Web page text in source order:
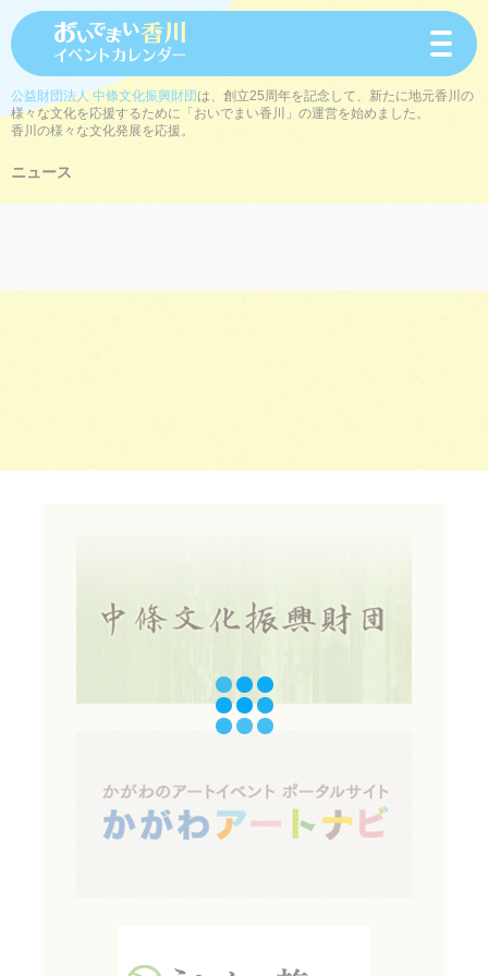
toggle
公益財団法人 中條文化振興財団 は、創立25周年を記念して、新たに地元香川の
様々な文化を応援するために「おいでまい香川」の運営を始めました。
香川の様々な文化発展を応援。
ニュース